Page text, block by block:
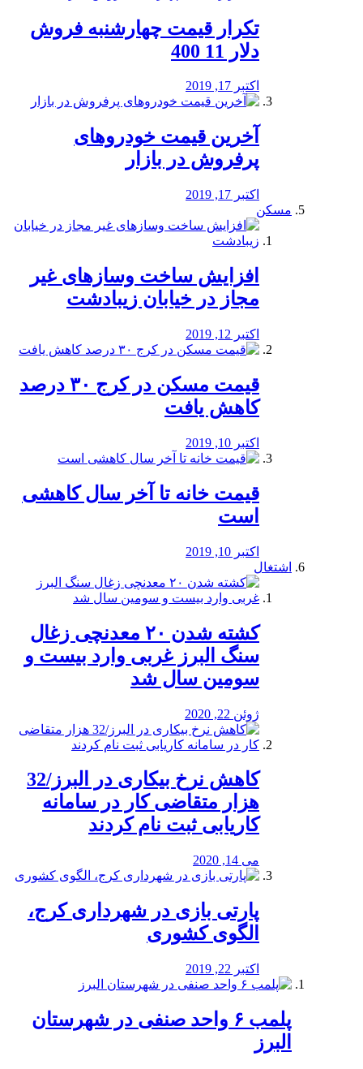
تکرار قیمت چهارشنبه فروش
دلار 11 400
اکتبر 17, 2019
آخرین قیمت خودرو‌های
پرفروش در بازار
اکتبر 17, 2019
مسکن
افزایش ساخت وسازهای غیر
مجاز در خیابان زیبادشت
اکتبر 12, 2019
️قیمت مسکن در کرج ۳۰ درصد
کاهش یافت
اکتبر 10, 2019
قیمت خانه تا آخر سال کاهشی
است
اکتبر 10, 2019
اشتغال
کشته شدن ۲۰ معدنچی زغال
سنگ البرز غربی وارد بیست و
سومین سال شد
ژوئن 22, 2020
کاهش نرخ بیکاری در البرز/32
هزار متقاضی کار در سامانه
کاریابی ثبت نام کردند
می 14, 2020
پارتی بازی در شهرداری کرج،
الگوی کشوری
اکتبر 22, 2019
پلمب ۶ واحد صنفی در شهرستان
البرز